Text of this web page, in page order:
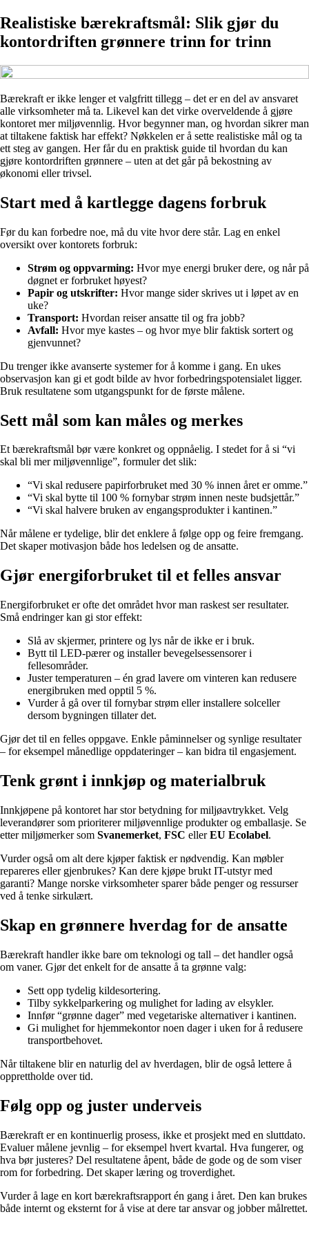
Realistiske bærekraftsmål: Slik gjør du
kontordriften grønnere trinn for trinn
Bærekraft er ikke lenger et valgfritt tillegg – det er en del av ansvaret
alle virksomheter må ta. Likevel kan det virke overveldende å gjøre
kontoret mer miljøvennlig. Hvor begynner man, og hvordan sikrer man
at tiltakene faktisk har effekt? Nøkkelen er å sette realistiske mål og ta
ett steg av gangen. Her får du en praktisk guide til hvordan du kan
gjøre kontordriften grønnere – uten at det går på bekostning av
økonomi eller trivsel.
Start med å kartlegge dagens forbruk
Før du kan forbedre noe, må du vite hvor dere står. Lag en enkel
oversikt over kontorets forbruk:
Strøm og oppvarming: Hvor mye energi bruker dere, og når på
døgnet er forbruket høyest?
Papir og utskrifter: Hvor mange sider skrives ut i løpet av en
uke?
Transport: Hvordan reiser ansatte til og fra jobb?
Avfall: Hvor mye kastes – og hvor mye blir faktisk sortert og
gjenvunnet?
Du trenger ikke avanserte systemer for å komme i gang. En ukes
observasjon kan gi et godt bilde av hvor forbedringspotensialet ligger.
Bruk resultatene som utgangspunkt for de første målene.
Sett mål som kan måles og merkes
Et bærekraftsmål bør være konkret og oppnåelig. I stedet for å si “vi
skal bli mer miljøvennlige”, formuler det slik:
“Vi skal redusere papirforbruket med 30 % innen året er omme.”
“Vi skal bytte til 100 % fornybar strøm innen neste budsjettår.”
“Vi skal halvere bruken av engangsprodukter i kantinen.”
Når målene er tydelige, blir det enklere å følge opp og feire fremgang.
Det skaper motivasjon både hos ledelsen og de ansatte.
Gjør energiforbruket til et felles ansvar
Energiforbruket er ofte det området hvor man raskest ser resultater.
Små endringer kan gi stor effekt:
Slå av skjermer, printere og lys når de ikke er i bruk.
Bytt til LED-pærer og installer bevegelsessensorer i
fellesområder.
Juster temperaturen – én grad lavere om vinteren kan redusere
energibruken med opptil 5 %.
Vurder å gå over til fornybar strøm eller installere solceller
dersom bygningen tillater det.
Gjør det til en felles oppgave. Enkle påminnelser og synlige resultater
– for eksempel månedlige oppdateringer – kan bidra til engasjement.
Tenk grønt i innkjøp og materialbruk
Innkjøpene på kontoret har stor betydning for miljøavtrykket. Velg
leverandører som prioriterer miljøvennlige produkter og emballasje. Se
etter miljømerker som Svanemerket, FSC ellerEU Ecolabel.
Vurder også om alt dere kjøper faktisk er nødvendig. Kan møbler
repareres eller gjenbrukes? Kan dere kjøpe brukt IT-utstyr med
garanti? Mange norske virksomheter sparer både penger og ressurser
ved å tenke sirkulært.
Skap en grønnere hverdag for de ansatte
Bærekraft handler ikke bare om teknologi og tall – det handler også
om vaner. Gjør det enkelt for de ansatte å ta grønne valg:
Sett opp tydelig kildesortering.
Tilby sykkelparkering og mulighet for lading av elsykler.
Innfør “grønne dager” med vegetariske alternativer i kantinen.
Gi mulighet for hjemmekontor noen dager i uken for å redusere
transportbehovet.
Når tiltakene blir en naturlig del av hverdagen, blir de også lettere å
opprettholde over tid.
Følg opp og juster underveis
Bærekraft er en kontinuerlig prosess, ikke et prosjekt med en sluttdato.
Evaluer målene jevnlig – for eksempel hvert kvartal. Hva fungerer, og
hva bør justeres? Del resultatene åpent, både de gode og de som viser
rom for forbedring. Det skaper læring og troverdighet.
Vurder å lage en kort bærekraftsrapport én gang i året. Den kan brukes
både internt og eksternt for å vise at dere tar ansvar og jobber målrettet.